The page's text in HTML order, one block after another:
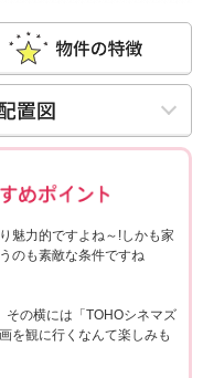
魅力的ですよね～!しかも家
のも素敵な条件ですね
その横には「TOHOシネマズ
を観に行くなんて楽しみも